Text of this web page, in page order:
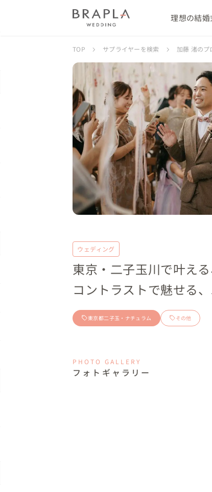
理想の結婚
TOP サプライヤーを検索 加藤 渚のプ
ウェディング
東京・二子玉川で叶え
コントラストで魅せる
東京都二子玉・ナチュラム その他
PHOTO GALLERY
フォトギャラリー